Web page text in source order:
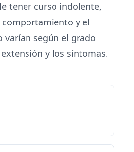
tener curso indolente,
comportamiento y el
varían según el grado
y los síntomas.